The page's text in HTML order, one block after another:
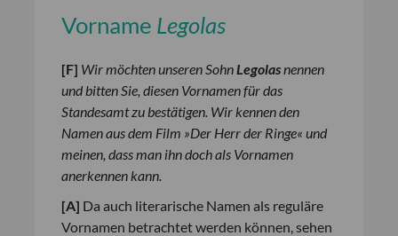
Vorname Legolas
[F] Wir möchten unseren SohnLegolasnennen
und bitten Sie, diesen Vornamen für das
Standesamt zu bestätigen. Wir kennen den
Namen aus dem Film »Der Herr der Ringe« und
meinen, dass man ihn doch als Vornamen
anerkennen kann.
[A] Da auch literarische Namen als reguläre
Vornamen betrachtet werden können, sehen